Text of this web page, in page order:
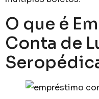
O que é
Conta de